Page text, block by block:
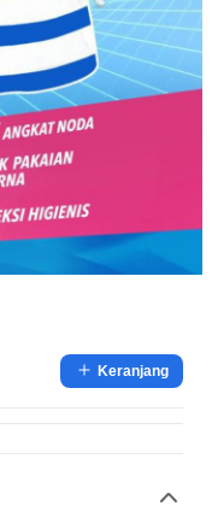
Keranjang